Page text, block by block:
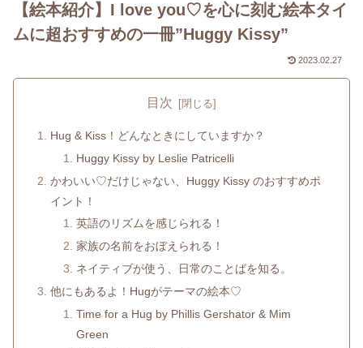
【絵本紹介】I love you♡を心に刻む絵本タイ
ムに超おすすめの一冊”Huggy Kissy”
2023.02.27
目次
Hug & Kiss！どんなときにしていますか？
Huggy Kissy by Leslie Patricelli
かわいい♡だけじゃない、Huggy Kissy のおすすめポ
イント！
英語のリズムを感じられる！
家族の名前をおぼえられる！
ネイティブが使う、日常のことばを知る。
他にもあるよ！Hugがテーマの絵本♡
Time for a Hug by Phillis Gershator & Mim
Green